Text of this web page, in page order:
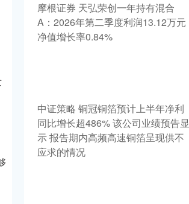
摩根证券 天弘荣创一年持有混合
A：2026年第二季度利润13.12万元
净值增长率0.84%
中证策略 铜冠铜箔预计上半年净利
同比增长超486% 该公司业绩预告显
示 报告期内高频高速铜箔呈现供不
应求的情况